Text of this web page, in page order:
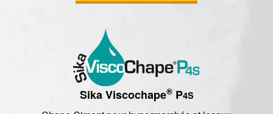
Sika Viscochape®P4S